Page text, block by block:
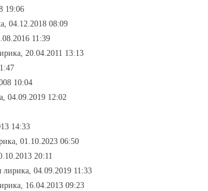
19:06
04.12.2018 08:09
11:39
20.04.2011 13:13
10:04
04.09.2019 12:02
14:33
01.10.2023 06:50
20:11
лирика, 04.09.2019 11:33
16.04.2013 09:23